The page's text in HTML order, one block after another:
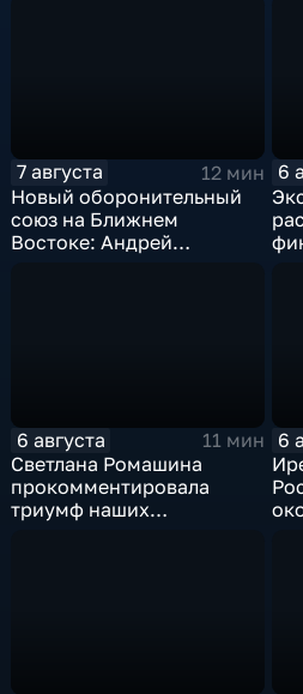
7 августа
12 мин
Новый оборонительный
союз на Ближнем
Востоке: Андрей
6
6 августа
11 мин
Светлана Ромашина
прокомментировала
триумф наших
6